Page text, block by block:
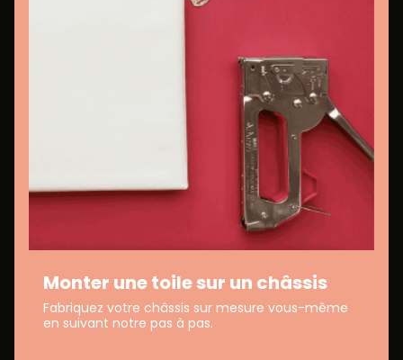
Monter une toile sur un châssis
Fabriquez votre châssis sur mesure vous-même
en suivant notre pas à pas.